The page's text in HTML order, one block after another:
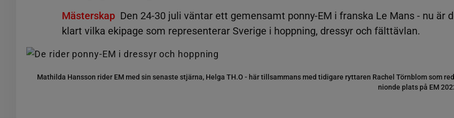
Mästerskap Den 24-30 juli väntar ett gemensamt ponny-EM i franska Le Mans - nu är
klart vilka ekipage som representerar Sverige i hoppning, dressyr och fälttävlan.
Mathilda Hansson rider EM med sin senaste stjärna, Helga TH.O - här tillsammans med tidigare ryttaren Rachel Törnblom som
nionde plats på EM